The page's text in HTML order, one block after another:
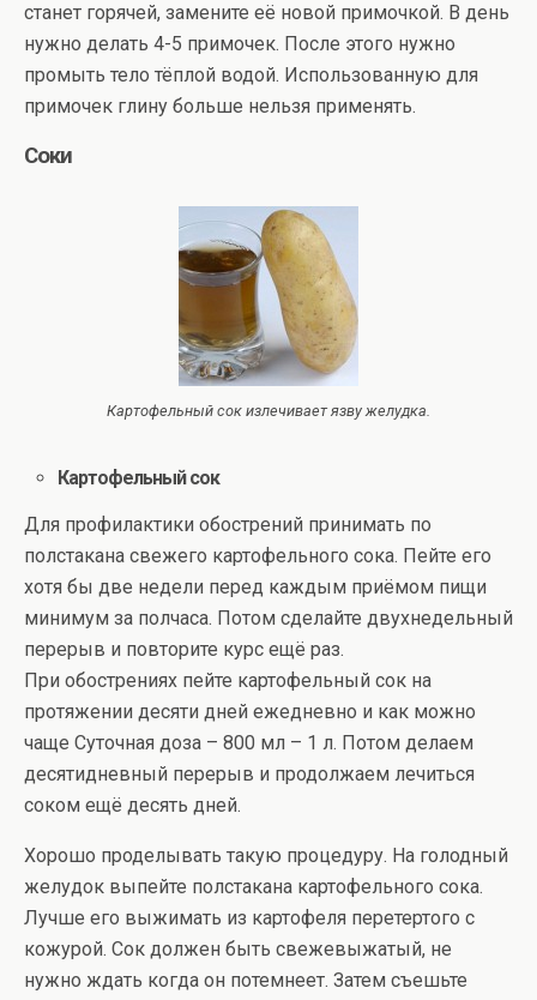
станет горячей, замените её новой примочкой. В день
нужно делать 4-5 примочек. После этого нужно
промыть тело тёплой водой. Использованную для
примочек глину больше нельзя применять.
Соки
Картофельный сок излечивает язву желудка.
Картофельный сок
Для профилактики обострений принимать по
полстакана свежего картофельного сока. Пейте его
хотя бы две недели перед каждым приёмом пищи
минимум за полчаса. Потом сделайте двухнедельный
перерыв и повторите курс ещё раз.
При обострениях пейте картофельный сок на
протяжении десяти дней ежедневно и как можно
чаще Суточная доза – 800 мл – 1 л. Потом делаем
десятидневный перерыв и продолжаем лечиться
соком ещё десять дней.
Хорошо проделывать такую процедуру. На голодный
желудок выпейте полстакана картофельного сока.
Лучше его выжимать из картофеля перетертого с
кожурой. Сок должен быть свежевыжатый, не
нужно ждать когда он потемнеет. Затем съешьте